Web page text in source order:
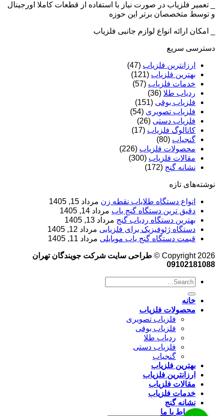
_ تعمیر فلزیاب در صورت نیاز با استفاده از قطعات کاملا اورجینال
و توسط متخصصان برتر این حوزه
_ امکان ارائه انواع لوازم جانبی فلزیاب
دسترسی سریع
ارزانترین فلزیاب (47)
بهترین فلزیاب (121)
خدمات فلزیاب (57)
ردیاب طلا (36)
فلزیاب بوقی (151)
فلزیاب تصویری (54)
فلزیاب دستی (26)
کاتالوگ فلزیاب (17)
گنجیاب (80)
محصولات فلزیاب (226)
مقالات فلزیاب (300)
نشانه گنج (172)
نوشته‌های تازه
انواع دستگاه طلایاب نقطه زن مرداد 15, 1405
دقیق ترین دستگاه گنج یاب مرداد 14, 1405
بهترین دستگاه ردیاب گنج مرداد 13, 1405
دستگاه ژئوفیزیک برای فلزیابی مرداد 12, 1405
قیمت دستگاه گنج یاب موبایلی مرداد 11, 1405
Copyright 2026 ©
طراحی سایت شرکت جویندگان تهران
09102181088
خانه
محصولات فلزیاب
فلزیاب تصویری
فلزیاب بوقی
ردیاب طلا
فلزیاب دستی
گنجیاب
بهترین فلزیاب
ارزانترین فلزیاب
مقالات فلزیاب
خدمات فلزیاب
نشانه گنج
ارتباط با ما